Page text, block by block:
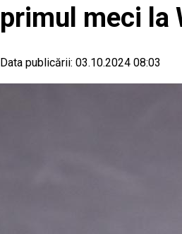
primul meci la
Data publicării: 03.10.2024 08:03